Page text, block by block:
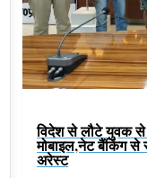
विदेश से लौटे युवक से
मोबाइल,नेट बैंकिंग से
अरेस्ट